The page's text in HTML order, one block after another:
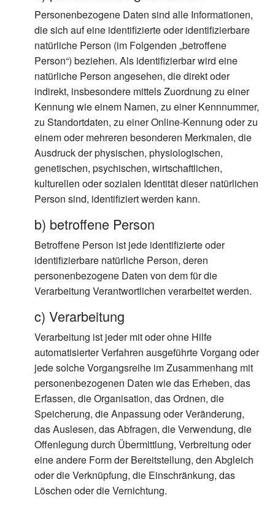
Personenbezogene Daten sind alle Informationen,
die sich auf eine identifizierte oder identifizierbare
natürliche Person (im Folgenden „betroffene
Person“) beziehen. Als identifizierbar wird eine
natürliche Person angesehen, die direkt oder
indirekt, insbesondere mittels Zuordnung zu einer
Kennung wie einem Namen, zu einer Kennnummer,
zu Standortdaten, zu einer Online-Kennung oder zu
einem oder mehreren besonderen Merkmalen, die
Ausdruck der physischen, physiologischen,
genetischen, psychischen, wirtschaftlichen,
kulturellen oder sozialen Identität dieser natürlichen
Person sind, identifiziert werden kann.
b) betroffene Person
Betroffene Person ist jede identifizierte oder
identifizierbare natürliche Person, deren
personenbezogene Daten von dem für die
Verarbeitung Verantwortlichen verarbeitet werden.
c) Verarbeitung
Verarbeitung ist jeder mit oder ohne Hilfe
automatisierter Verfahren ausgeführte Vorgang oder
jede solche Vorgangsreihe im Zusammenhang mit
personenbezogenen Daten wie das Erheben, das
Erfassen, die Organisation, das Ordnen, die
Speicherung, die Anpassung oder Veränderung,
das Auslesen, das Abfragen, die Verwendung, die
Offenlegung durch Übermittlung, Verbreitung oder
eine andere Form der Bereitstellung, den Abgleich
oder die Verknüpfung, die Einschränkung, das
Löschen oder die Vernichtung.